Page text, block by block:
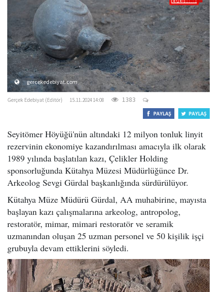
gercekedebiyat.com
Gerçek Edebiyat (Editör) 15.11.2024 14:08 1383
Seyitömer Höyüğü'nün altındaki 12 milyon tonluk linyit
rezervinin ekonomiye kazandırılması amacıyla ilk olarak
1989 yılında başlatılan kazı, Çelikler Holding
sponsorluğunda Kütahya Müzesi Müdürlüğünce Dr.
Arkeolog Sevgi Gürdal başkanlığında sürdürülüyor.
Kütahya Müze Müdürü Gürdal, AA muhabirine, mayısta
başlayan kazı çalışmalarına arkeolog, antropolog,
restoratör, mimar, mimari restoratör ve seramik
uzmanından oluşan 25 uzman personel ve 50 kişilik işçi
grubuyla devam ettiklerini söyledi.